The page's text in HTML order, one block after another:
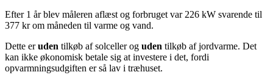
Efter 1 år blev måleren aflæst og forbruget var 226 kW svarende til
377 kr om måneden til varme og vand.
Dette eruden tilkøb af solceller og uden tilkøb af jordvarme. Det
kan ikke økonomisk betale sig at investere i det, fordi
opvarmningsudgiften er så lav i træhuset.